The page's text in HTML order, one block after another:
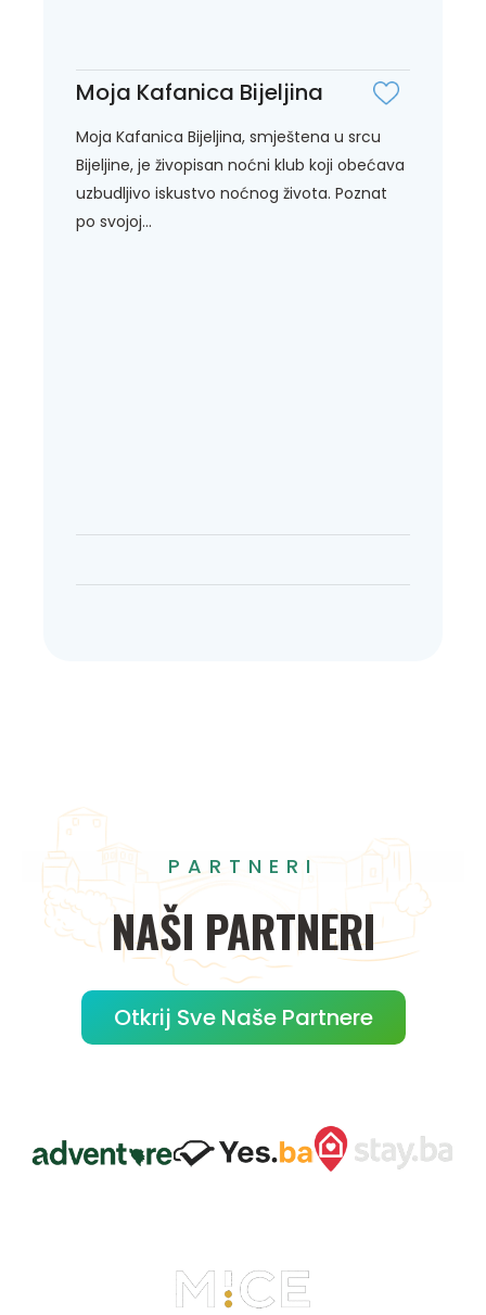
Moja Kafanica Bijeljina
Moja Kafanica Bijeljina, smještena u srcu
Bijeljine, je živopisan noćni klub koji obećava
uzbudljivo iskustvo noćnog života. Poznat
po svojoj...
PARTNERI
NAŠI PARTNERI
Otkrij Sve Naše Partnere